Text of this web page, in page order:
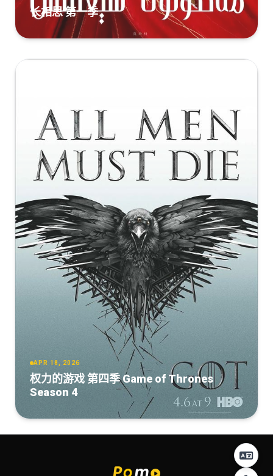
长相思 第一季
APR 18, 2026
权力的游戏 第四季 Game of Thrones
Season 4